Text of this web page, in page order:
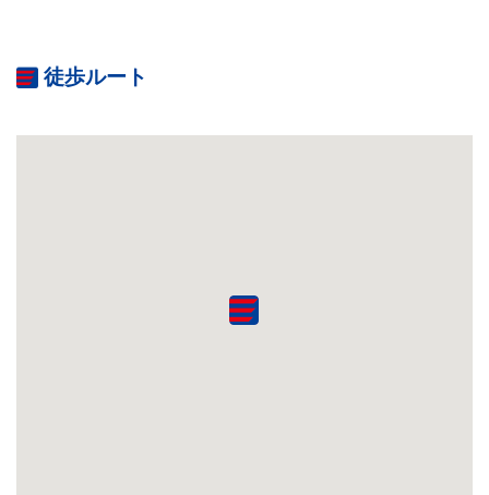
徒歩ルート